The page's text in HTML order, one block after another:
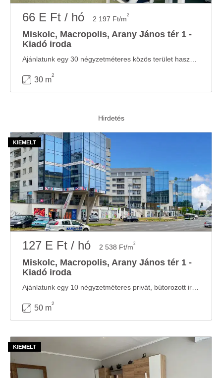
66 E Ft / hó 2 197 Ft/m2
Miskolc, Macropolis, Arany János tér 1 -
Kiadó iroda
30 m
2
127 E Ft / hó 2 538 Ft/m2
Miskolc, Macropolis, Arany János tér 1 -
Kiadó iroda
50 m
2